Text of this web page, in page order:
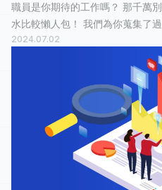
職員是你期待的工作嗎？ 那千萬別錯過，比薪水特別整理的職員薪
水比較懶人包！ 我們為你蒐集了過去半年來新竹市職員的薪水情
報，有 33 人分享他們最真實的工
2024.07.02